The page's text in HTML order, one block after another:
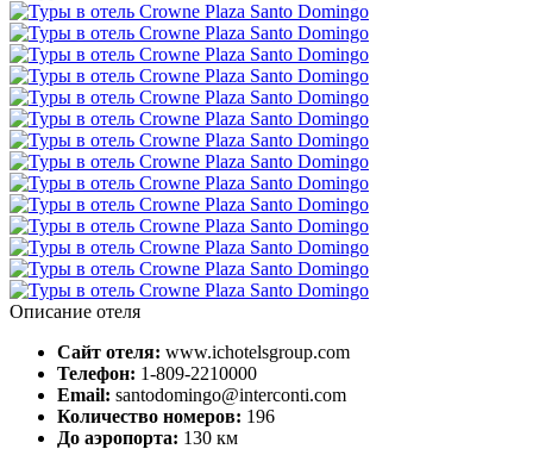
Описание отеля
Сайт отеля: www.ichotelsgroup.com
Телефон: 1-809-2210000
Email: santodomingo@interconti.com
Количество номеров: 196
До аэропорта: 130 км